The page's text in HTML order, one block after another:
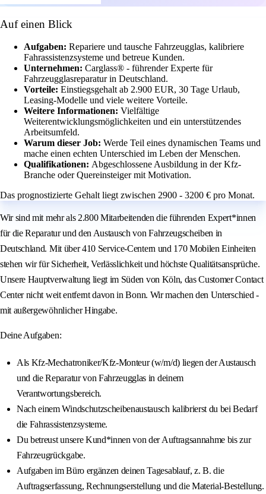
Auf einen Blick
Aufgaben: Repariere und tausche Fahrzeugglas, kalibriere
Fahrassistenzsysteme und betreue Kunden.
Unternehmen: Carglass® - führender Experte für
Fahrzeugglasreparatur in Deutschland.
Vorteile: Einstiegsgehalt ab 2.900 EUR, 30 Tage Urlaub,
Leasing-Modelle und viele weitere Vorteile.
Weitere Informationen: Vielfältige
Weiterentwicklungsmöglichkeiten und ein unterstützendes
Arbeitsumfeld.
Warum dieser Job: Werde Teil eines dynamischen Teams und
mache einen echten Unterschied im Leben der Menschen.
Qualifikationen: Abgeschlossene Ausbildung in der Kfz-
Branche oder Quereinsteiger mit Motivation.
Das prognostizierte Gehalt liegt zwischen 2900 - 3200 € pro Monat.
Wir sind mit mehr als 2.800 Mitarbeitenden die führenden Expert*innen
für die Reparatur und den Austausch von Fahrzeugscheiben in
Deutschland. Mit über 410 Service-Centern und 170 Mobilen Einheiten
stehen wir für Sicherheit, Verlässlichkeit und höchste Qualitätsansprüche.
Unsere Hauptverwaltung liegt im Süden von Köln, das Customer Contact
Center nicht weit entfernt davon in Bonn. Wir machen den Unterschied -
mit außergewöhnlicher Hingabe.
Deine Aufgaben:
Als Kfz-Mechatroniker/Kfz-Monteur (w/m/d) liegen der Austausch
und die Reparatur von Fahrzeugglas in deinem
Verantwortungsbereich.
Nach einem Windschutzscheibenaustausch kalibrierst du bei Bedarf
die Fahrassistenzsysteme.
Du betreust unsere Kund*innen von der Auftragsannahme bis zur
Fahrzeugrückgabe.
Aufgaben im Büro ergänzen deinen Tagesablauf, z. B. die
Auftragserfassung, Rechnungserstellung und die Material-Bestellung.